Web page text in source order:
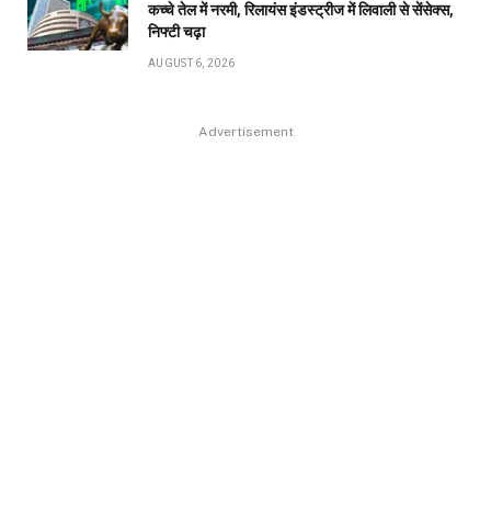
कच्चे तेल में नरमी, रिलायंस इंडस्ट्रीज में लिवाली से सेंसेक्स,
निफ्टी चढ़ा
AUGUST 6, 2026
Advertisement